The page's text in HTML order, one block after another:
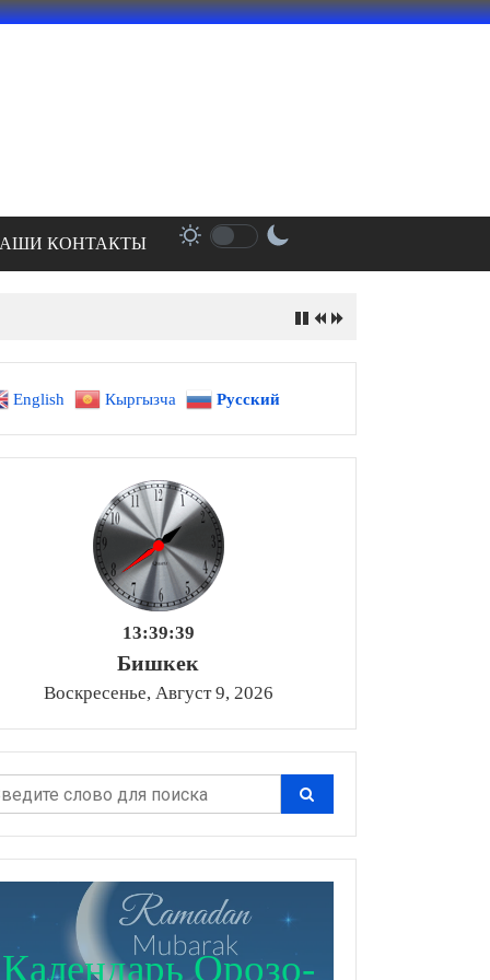
КОНТАКТЫ
English Кыргызча Русский
13:39:40
Бишкек
Воскресенье, Август 9, 2026
Календарь Орозо-